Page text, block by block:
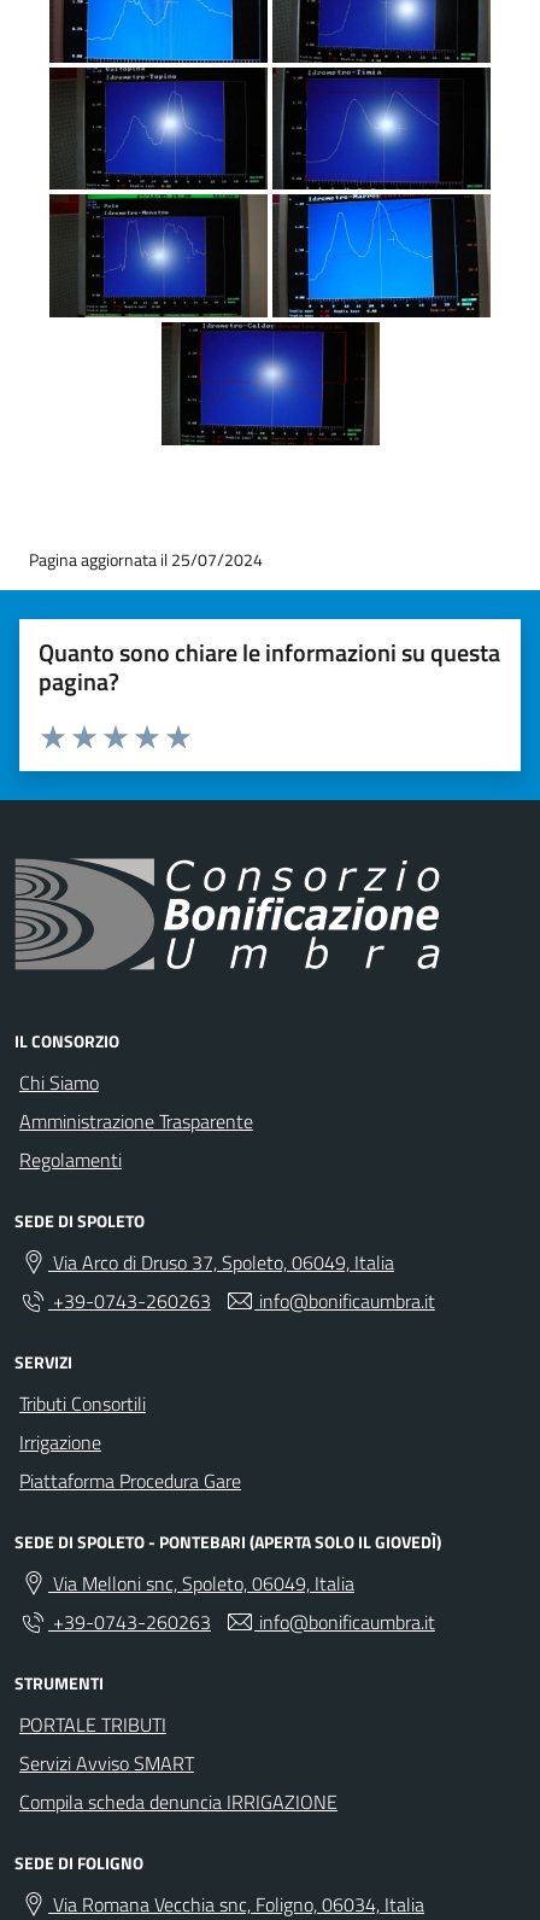
Pagina aggiornata il 25/07/2024
Quanto sono chiare le informazioni su questa
pagina?
Valuta 5 stelle su 5
Valuta 4 stelle su 5
Valuta 3 stelle su 5
Valuta 2 stelle su 5
Valuta 1 stelle su 5
IL CONSORZIO
Chi Siamo
Amministrazione Trasparente
Regolamenti
SEDE DI SPOLETO
Via Arco di Druso 37, Spoleto, 06049, Italia
+39-0743-260263
info@bonificaumbra.it
SERVIZI
Tributi Consortili
Irrigazione
Piattaforma Procedura Gare
SEDE DI SPOLETO - PONTEBARI (APERTA SOLO IL GIOVEDÌ)
Via Melloni snc, Spoleto, 06049, Italia
+39-0743-260263
info@bonificaumbra.it
STRUMENTI
PORTALE TRIBUTI
Servizi Avviso SMART
Compila scheda denuncia IRRIGAZIONE
SEDE DI FOLIGNO
Via Romana Vecchia snc, Foligno, 06034, Italia